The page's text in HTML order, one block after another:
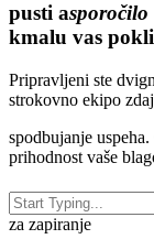
pusti asporočilo
kmalu vas
Pripravljeni ste
strokovno ekipo
spodbujanje
prihodnost vaše
za zapiranje